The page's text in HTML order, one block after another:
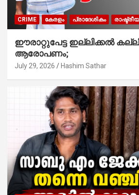
CRIME കേരളം പ്രാദേശികം
ഈരാറ്റുപേട്ട ഇല്ലിക്കൽ കല്ലിൽ
ആരോപണം;
July 29, 2026 Hashim Sathar